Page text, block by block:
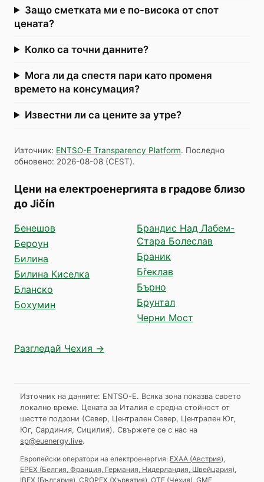
Защо сметката ми е по-висока от спот
цената?
Колко са точни данните?
Мога ли да спестя пари като променя
времето на консумация?
Известни ли са цените за утре?
Източник: ENTSO-E Transparency Platform. Последно
обновено: 2026-08-08 (CEST).
Цени на електроенергията в градове близо
до Jičín
Бенешов
Бероун
Билина
Билина Киселка
Бланско
Бохумин
Брандис Над Лабем-
Стара Болеслав
Браник
Бřеклав
Бърно
Брунтал
Черни Мост
Разгледай Чехия →
Източник на данните: ENTSO-E. Всяка зона показва своето
локално време. Цената за Италия е средна стойност от
шестте подзони (Север, Централен Север, Централен Юг,
Юг, Сардиния, Сицилия). Свържете се с нас на
sp@euenergy.live.
Европейски оператори на електроенергия: EXAA (Австрия)
EPEX (Белгия, Франция, Германия, Нидерландия, Швейцария)
IBEX (България) CROPEX (Хърватия) OTE (Чехия) GME